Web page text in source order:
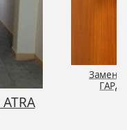
Замена